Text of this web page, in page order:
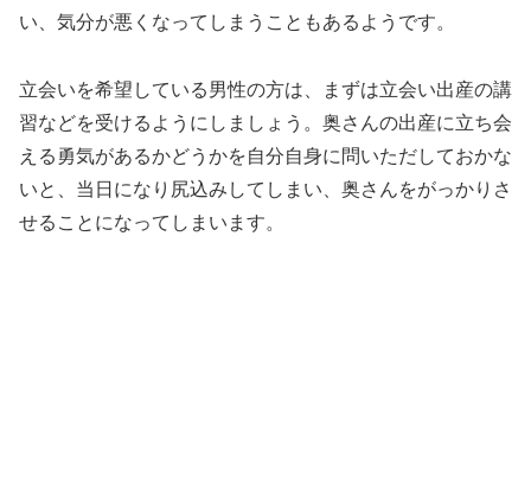
い、気分が悪くなってしまうこともあるようです。
立会いを希望している男性の方は、まずは立会い出産の講
習などを受けるようにしましょう。奥さんの出産に立ち会
える勇気があるかどうかを自分自身に問いただしておかな
いと、当日になり尻込みしてしまい、奥さんをがっかりさ
せることになってしまいます。